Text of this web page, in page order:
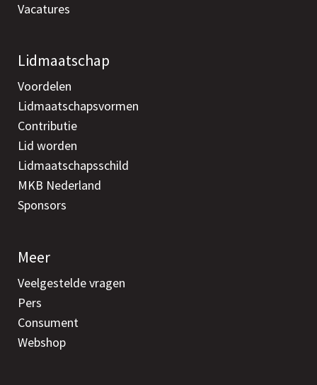
Vacatures
Lidmaatschap
Voordelen
Lidmaatschapsvormen
Contributie
Lid worden
Lidmaatschapsschild
MKB Nederland
Sponsors
Meer
Veelgestelde vragen
Pers
Consument
Webshop